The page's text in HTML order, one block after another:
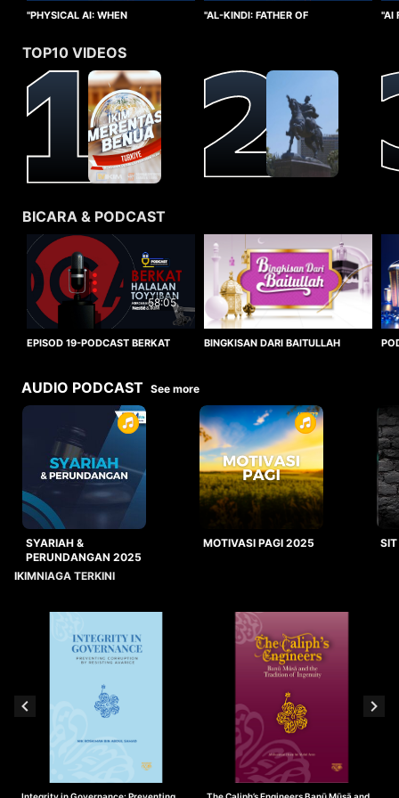
"PHYSICAL AI: WHEN
"AL-KINDI: FATHER OF
"AI
TOP10 VIDEOS
BICARA & PODCAST
58:05
EPISOD 19-PODCAST BERKAT
BINGKISAN DARI BAITULLAH
AUDIO PODCAST See more
SYARIAH &
PERUNDANGAN 2025
MOTIVASI PAGI 2025
IKIMNIAGA TERKINI